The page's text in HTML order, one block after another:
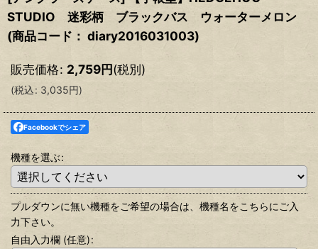
STUDIO 迷彩柄 ブラックバス ウォーターメロン
(商品コード： diary2016031003)
販売価格: 2,759円(税別)
(税込: 3,035円)
Facebookでシェア
機種を選ぶ:
プルダウンに無い機種をご希望の場合は、機種名をこちらにご入
力下さい。
自由入力欄 (任意):